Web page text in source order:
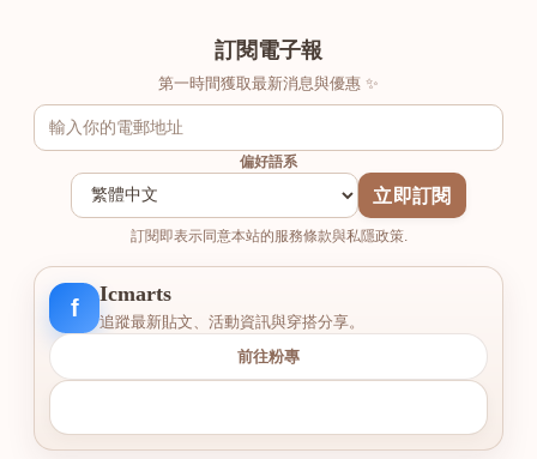
訂閱電子報
第一時間獲取最新消息與優惠 ✨
偏好語系
立即訂閱
訂閱即表示同意本站的服務條款與私隱政策.
f
Icmarts
追蹤最新貼文、活動資訊與穿搭分享。
前往粉專